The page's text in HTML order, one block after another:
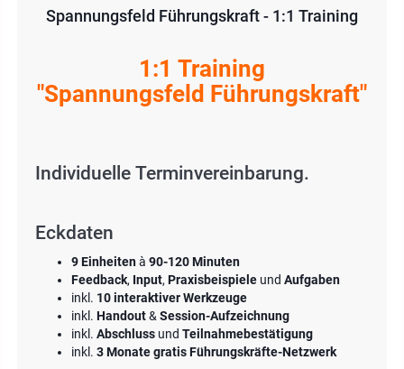
Spannungsfeld Führungskraft - 1:1 Training
1:1 Training
"Spannungsfeld Führungskraft"
Individuelle Terminvereinbarung.
Eckdaten
9 Einheitenà 90-120 Minuten
Feedback, Input, Praxisbeispiele und Aufgaben
inkl. 10 interaktiver Werkzeuge
inkl. Handout& Session-Aufzeichnung
inkl. Abschluss und Teilnahmebestätigung
inkl. 3 Monate gratis Führungskräfte-Netzwerk